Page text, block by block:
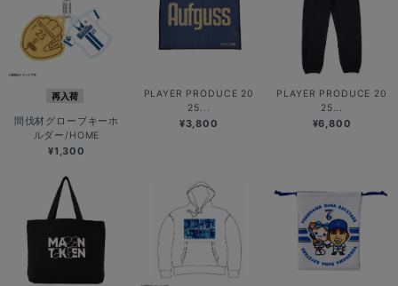
再入荷
間伐材グローブキーホ
ルダー/HOME
¥1,300
PLAYER PRODUCE 20
25...
¥3,800
PLAYER PRODUCE 20
25...
¥6,800